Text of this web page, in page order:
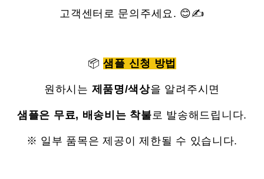
고객센터로 문의주세요. 😊✍
📦샘플 신청 방법
원하시는 제품명/색상을 알려주시면
샘플은 무료, 배송비는 착불로 발송해드립니다.
※ 일부 품목은 제공이 제한될 수 있습니다.